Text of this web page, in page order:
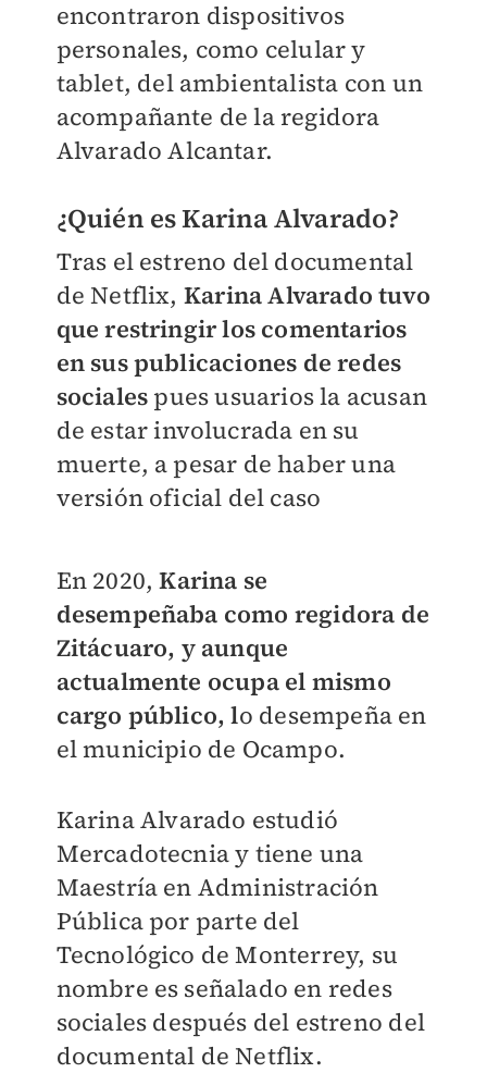
encontraron dispositivos
personales, como celular y
tablet, del ambientalista con un
acompañante de la regidora
Alvarado Alcantar.
¿Quién es Karina Alvarado?
Tras el estreno del documental
de Netflix, Karina Alvarado tuvo
que restringir los comentarios
en sus publicaciones de redes
sociales pues usuarios la acusan
de estar involucrada en su
muerte, a pesar de haber una
versión oficial del caso
En 2020, Karina se
desempeñaba como regidora de
Zitácuaro, y aunque
actualmente ocupa el mismo
cargo público, lo desempeña en
el municipio de Ocampo.
Karina Alvarado estudió
Mercadotecnia y tiene una
Maestría en Administración
Pública por parte del
Tecnológico de Monterrey, su
nombre es señalado en redes
sociales después del estreno del
documental de Netflix.